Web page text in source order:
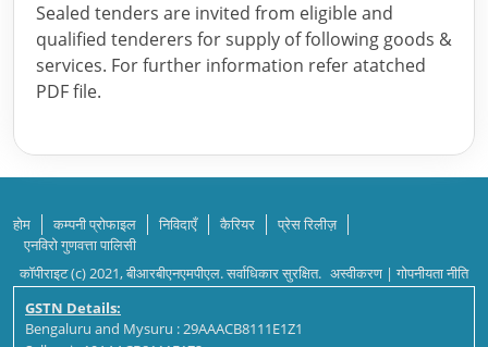
Sealed tenders are invited from eligible and
qualified tenderers for supply of following goods &
services. For further information refer atatched
PDF file.
होम कम्पनी प्रोफाइल निविदाएँ कैरियर
प्रेस रिलीज़
एनविरो गुणवत्ता पालिसी
कॉपीराइट (c) 2021, बीआरबीएनएमपीएल. सर्वाधिकार सुरक्षित. अस्वीकरण |गोपनीयता नीति
GSTN Details:
Bengaluru and Mysuru : 29AAACB8111E1Z1